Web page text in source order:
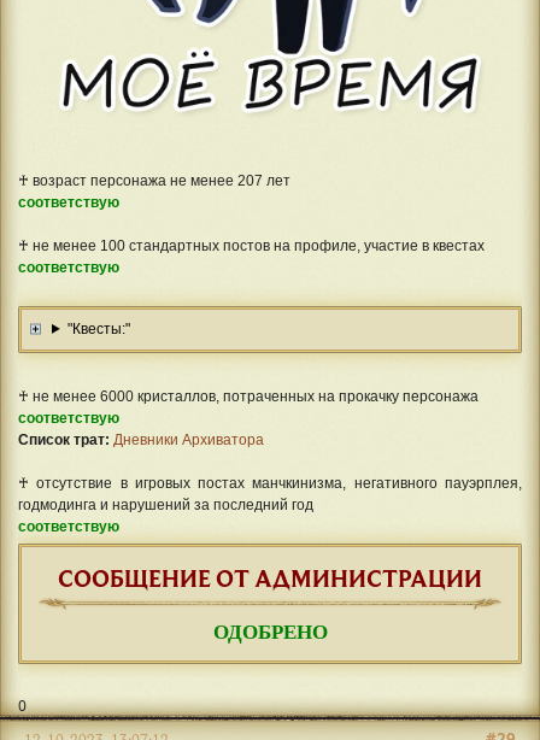
♰ возраст персонажа не менее 207 лет
соответствую
♰ не менее 100 стандартных постов на профиле, участие в квестах
соответствую
"Квесты:"
♰ не менее 6000 кристаллов, потраченных на прокачку персонажа
соответствую
Список трат: Дневники Архиватора
♰ отсутствие в игровых постах манчкинизма, негативного пауэрплея,
годмодинга и нарушений за последний год
соответствую
СООБЩЕНИЕ ОТ АДМИНИСТРАЦИИ
ОДОБРЕНО
0